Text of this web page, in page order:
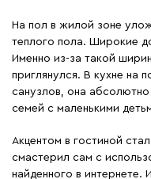
На пол в жилой зоне
теплого пола. Широкие
Именно из-за такой
приглянулся. В кухне на
санузлов, она абсолютно
семей с маленькими
Акцентом в гостиной
смастерил сам с
найденного в интернете.